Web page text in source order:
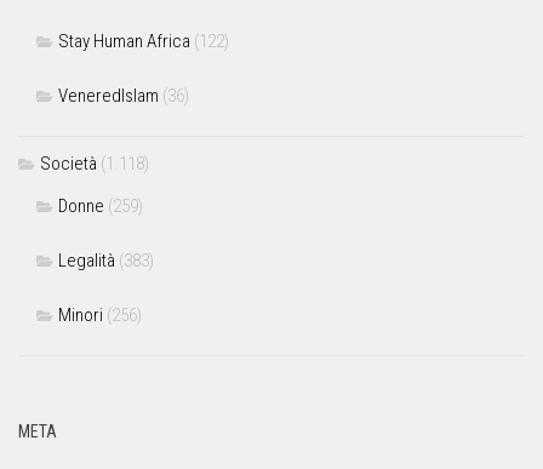
Stay Human Africa (122)
VeneredIslam (36)
Società (1.118)
Donne (259)
Legalità (383)
Minori (256)
META